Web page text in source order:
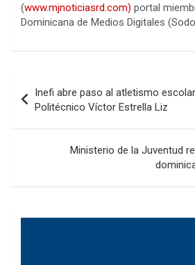
(www.mjnoticiasrd.com) portal
Dominicana de Medios Digitales
de
entradas
Inefi abre paso al atletismo
Politécnico Víctor Estrella Liz
Ministerio de la Juventud